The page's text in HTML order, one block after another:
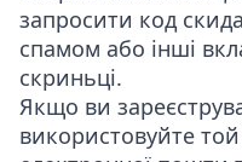
запросити код
спамом або інші
скриньці.
Якщо ви
використовуйте